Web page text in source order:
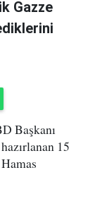
Gazze
Başkanı
15